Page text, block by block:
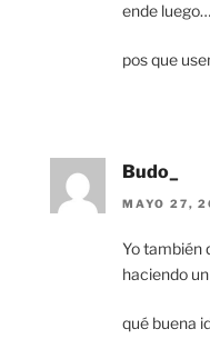
ende luego…
pos que
Budo_
MAYO 27,
Yo también
haciendo
qué buena